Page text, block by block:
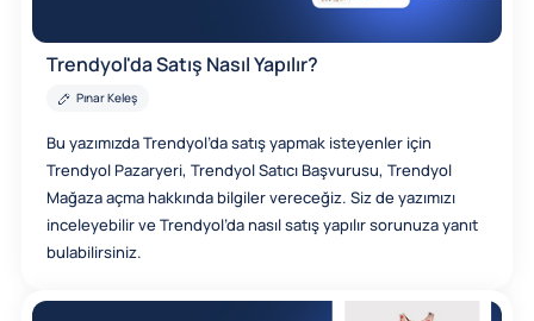
Trendyol'da Satış Nasıl Yapılır?
Pınar Keleş
Bu yazımızda Trendyol’da satış yapmak isteyenler için
Trendyol Pazaryeri, Trendyol Satıcı Başvurusu, Trendyol
Mağaza açma hakkında bilgiler vereceğiz. Siz de yazımızı
inceleyebilir ve Trendyol’da nasıl satış yapılır sorunuza yanıt
bulabilirsiniz.